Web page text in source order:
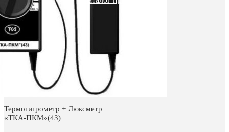
Термогигрометр + Люксметр
«ТКА-ПКМ»(43)